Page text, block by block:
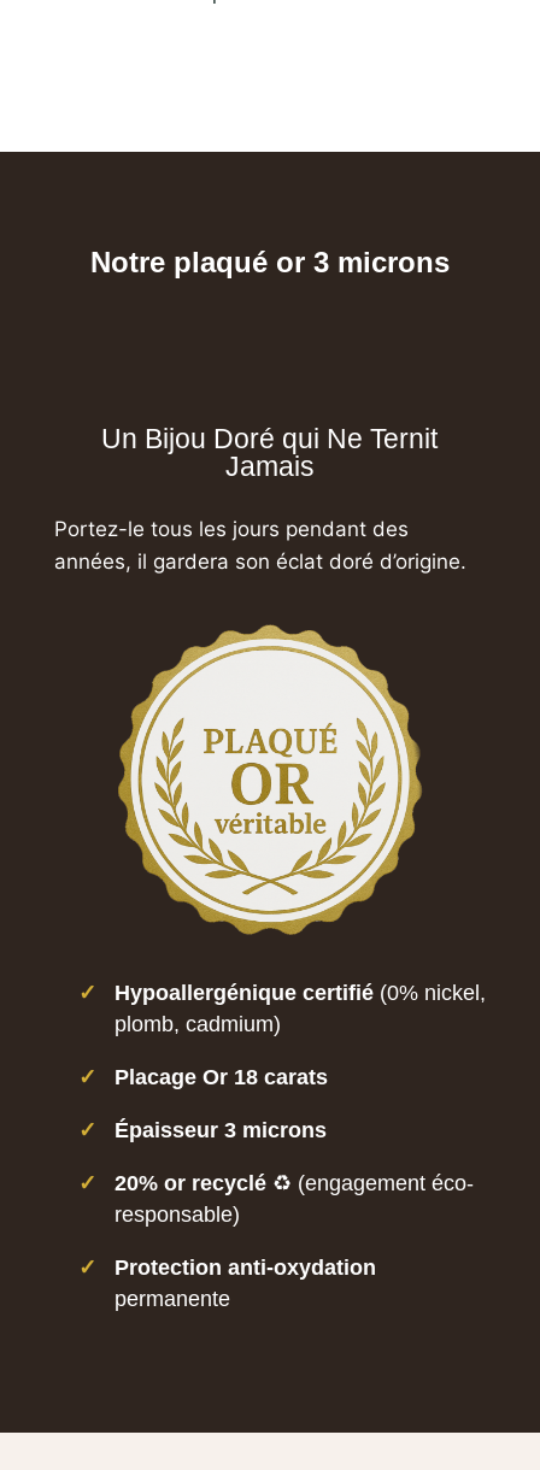
Notre plaqué or 3 microns
Un Bijou Doré qui Ne Ternit
Jamais
Portez-le tous les jours pendant des
années, il gardera son éclat doré d’origine.
✓ Hypoallergénique certifié(0% nickel,
plomb, cadmium)
✓ Placage Or 18 carats
✓ Épaisseur 3 microns
✓ 20% or recyclé♻️ (engagement éco-
responsable)
✓
Protection anti-oxydation
permanente